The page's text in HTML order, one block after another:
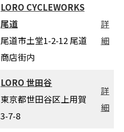
LORO CYCLEWORKS
尾道
尾道市土堂1-2-12 尾道
商店街内
詳
細
LORO 世田谷
東京都世田谷区上用賀
3-7-8
詳
細